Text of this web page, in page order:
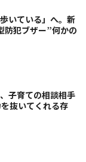
いている」へ。新
防犯ブザー”何かの
子育ての相談相手
抜いてくれる存